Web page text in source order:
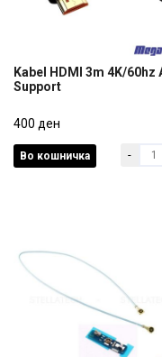
Support
400 ден
Kabel HDMI 3m 4K/60hz
Support
400 ден
Во кошничка -